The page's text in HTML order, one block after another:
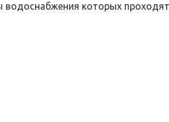
водоснабжения которых